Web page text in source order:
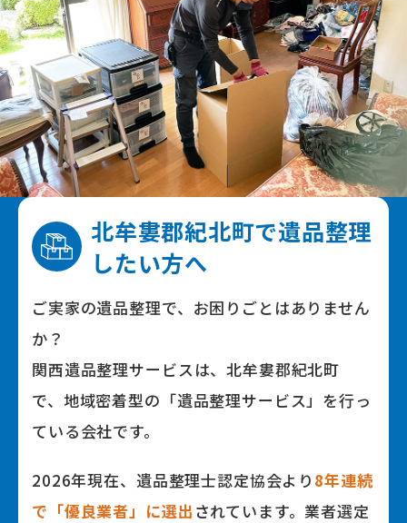
北牟婁郡紀北町で遺品整理
したい⽅へ
ご実家の遺品整理で、お困りごとはありません
か？
関⻄遺品整理サービスは、北牟婁郡紀北町
で、地域密着型の「遺品整理サービス」を⾏っ
ている会社です。
2026年現在、遺品整理⼠認定協会より 8年連続
で「優良業者」に選出 されています。業者選定